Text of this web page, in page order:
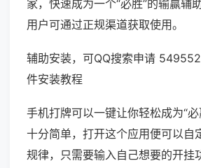
家，快速成为一个“必胜”的输赢辅
用户可通过正规渠道获取使用。
辅助安装，可QQ搜索申请
件安装教程
手机打牌可以一键让你轻松成为“
十分简单，打开这个应用便可以自
规律，只需要输入自己想要的开挂